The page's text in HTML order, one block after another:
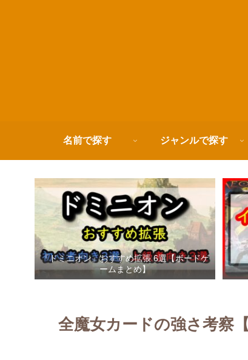
名前で探す ジャンルで探す
『ドミニオン』おすすめ拡張 6選【ボードゲ
ームまとめ】
全魔女カードの強さ考察